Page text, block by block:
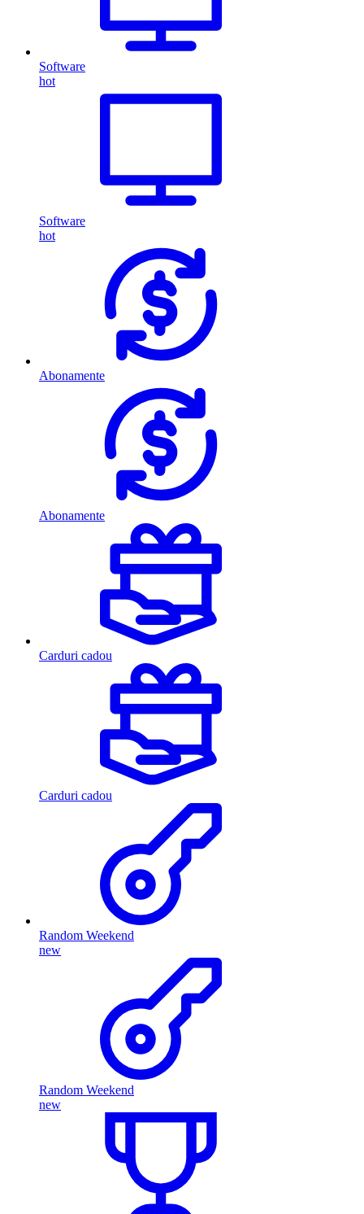
Software
hot
Software
hot
Abonamente
Abonamente
Carduri cadou
Carduri cadou
Random Weekend
new
Random Weekend
new